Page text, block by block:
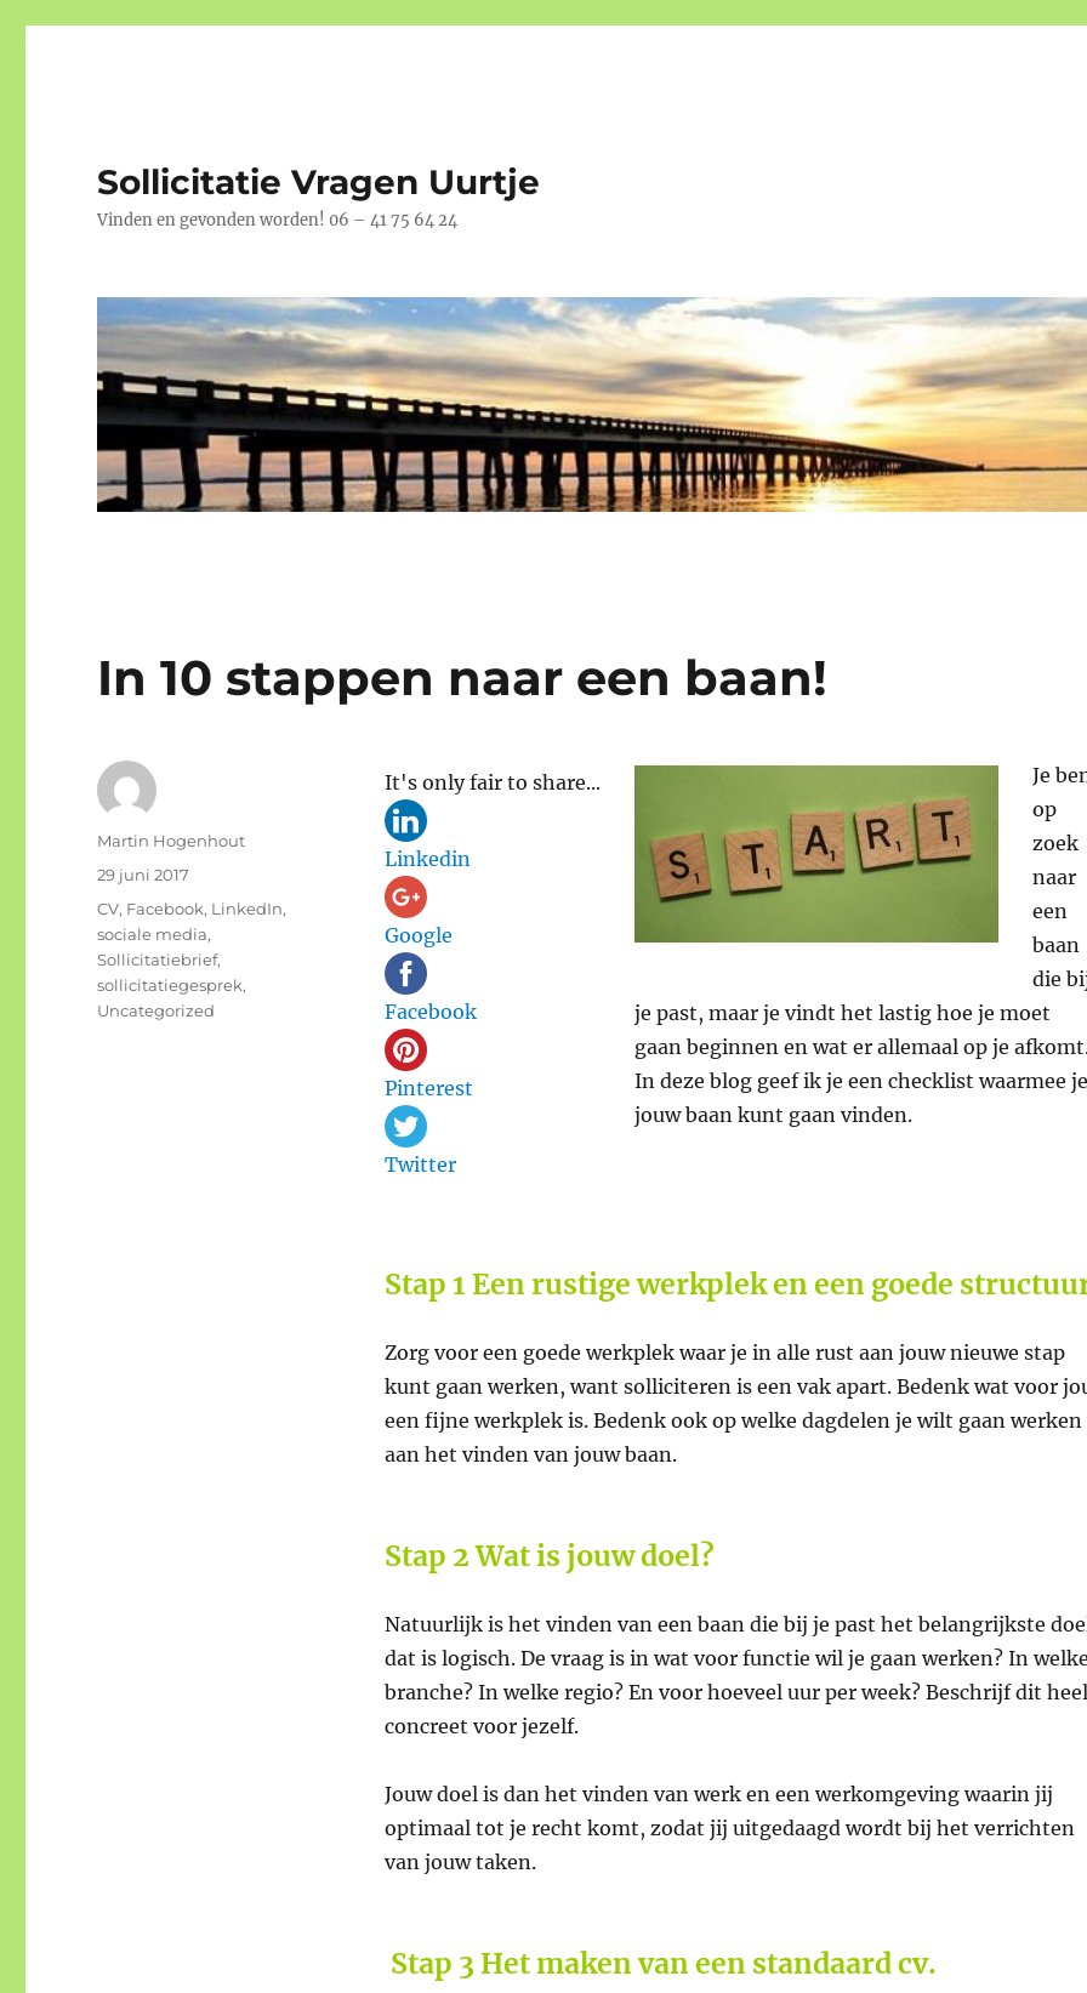
Sollicitatie Vragen Uurtje
Vinden en gevonden worden! 06 – 41 75 64 24
In 10 stappen naar een baan!
It's only fair to share...
Linkedin
Google
Facebook
Pinterest
Twitter
Je
op
zoek
naar
een
baan
die
je past, maar je vindt het lastig hoe je moet
gaan beginnen en wat er allemaal op je
In deze blog geef ik je een checklist waarmee je
jouw baan kunt gaan vinden.
Stap 1 Een rustige werkplek en een goede
Zorg voor een goede werkplek waar je in alle rust aan jouw nieuwe stap
kunt gaan werken, want solliciteren is een vak apart. Bedenk wat voor
een fijne werkplek is. Bedenk ook op welke dagdelen je wilt gaan werken
aan het vinden van jouw baan.
Stap 2 Wat is jouw doel?
Natuurlijk is het vinden van een baan die bij je past het belangrijkste
dat is logisch. De vraag is in wat voor functie wil je gaan werken? In
branche? In welke regio? En voor hoeveel uur per week? Beschrijf dit heel
concreet voor jezelf.
Jouw doel is dan het vinden van werk en een werkomgeving waarin jij
optimaal tot je recht komt, zodat jij uitgedaagd wordt bij het verrichten
van jouw taken.
Stap 3 Het maken van een standaard cv.
Auteur
Martin Hogenhout
Geplaatst
29 juni 2017
Categorieën
CV, Facebook, LinkedIn,
sociale media,
Sollicitatiebrief,
sollicitatiegesprek,
Uncategorized